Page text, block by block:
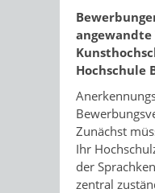
angewandte
Hochschule
Zunächst
Ihr
der
zentral